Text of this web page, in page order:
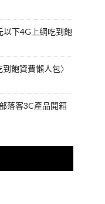
以下4G上網吃到飽
飽資費懶人包〉
落客3C產品開箱